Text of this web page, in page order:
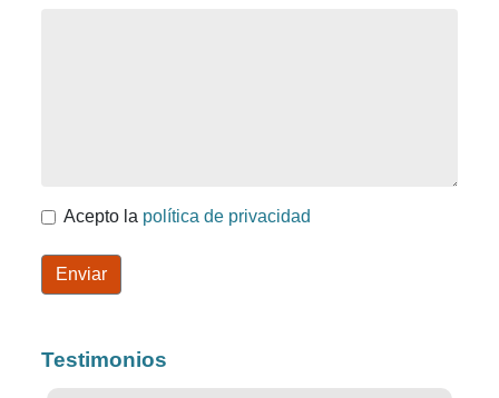
Acepto la política de privacidad
Enviar
Testimonios